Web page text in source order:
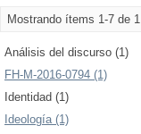
Mostrando ítems 1-7 de 1
Análisis del discurso (1)
FH-M-2016-0794 (1)
Identidad (1)
Ideología (1)